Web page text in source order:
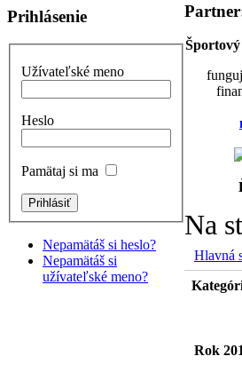
Prihlásenie
Užívateľské meno
Heslo
Pamätaj si ma
Nepamätáš si heslo?
Nepamätáš si
užívateľské meno?
Na
Hlavná
Rok